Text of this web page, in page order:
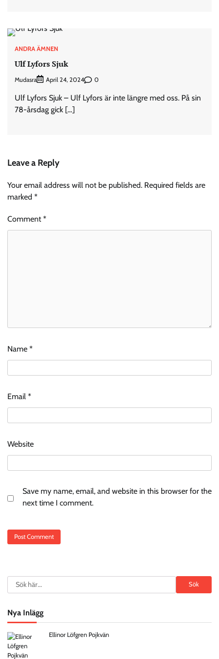
ANDRA ÄMNEN
Ulf Lyfors Sjuk
Mudasra April 24, 2024 0
Ulf Lyfors Sjuk – Ulf Lyfors är inte längre med oss. På sin
78-årsdag gick […]
Leave a Reply
Your email address will not be published. Required fields are
marked *
Comment*
Name *
Email *
Website
Save my name, email, and website in this browser for the
next time I comment.
Search Sök
Nya Inlägg
Ellinor Löfgren Pojkvän